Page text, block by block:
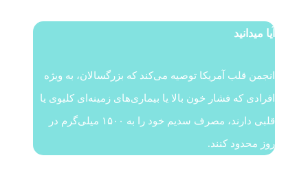
آیا میدانید
انجمن قلب آمریکا توصیه می‌کند که بزرگسالان، به ویژه
افرادی که فشار خون بالا یا بیماری‌های زمینه‌ای کلیوی یا
قلبی دارند، مصرف سدیم خود را به ۱۵۰۰ میلی‌گرم در
روز محدود کنند.